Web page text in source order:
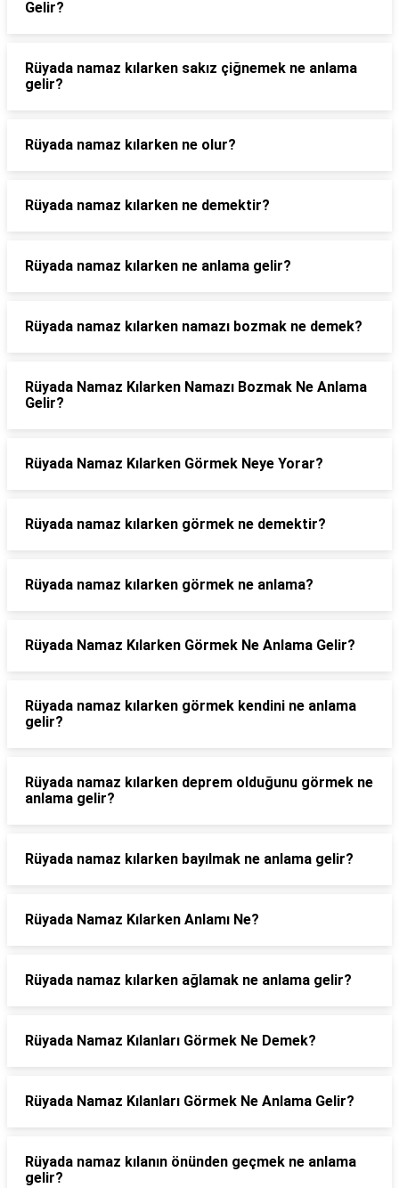
Gelir?
Rüyada namaz kılarken sakız çiğnemek ne anlama
gelir?
Rüyada namaz kılarken ne olur?
Rüyada namaz kılarken ne demektir?
Rüyada namaz kılarken ne anlama gelir?
Rüyada namaz kılarken namazı bozmak ne demek?
Rüyada Namaz Kılarken Namazı Bozmak Ne Anlama
Gelir?
Rüyada Namaz Kılarken Görmek Neye Yorar?
Rüyada namaz kılarken görmek ne demektir?
Rüyada namaz kılarken görmek ne anlama?
Rüyada Namaz Kılarken Görmek Ne Anlama Gelir?
Rüyada namaz kılarken görmek kendini ne anlama
gelir?
Rüyada namaz kılarken deprem olduğunu görmek ne
anlama gelir?
Rüyada namaz kılarken bayılmak ne anlama gelir?
Rüyada Namaz Kılarken Anlamı Ne?
Rüyada namaz kılarken ağlamak ne anlama gelir?
Rüyada Namaz Kılanları Görmek Ne Demek?
Rüyada Namaz Kılanları Görmek Ne Anlama Gelir?
Rüyada namaz kılanın önünden geçmek ne anlama
gelir?